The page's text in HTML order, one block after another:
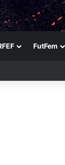
FutFem